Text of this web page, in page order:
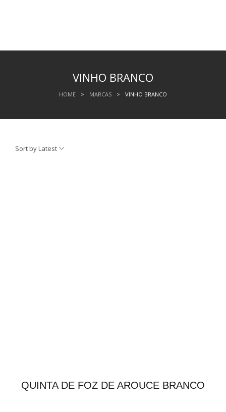
VINHO BRANCO
HOME > MARCAS > VINHO BRANCO
Sort by Latest
QUINTA DE FOZ DE AROUCE BRANCO